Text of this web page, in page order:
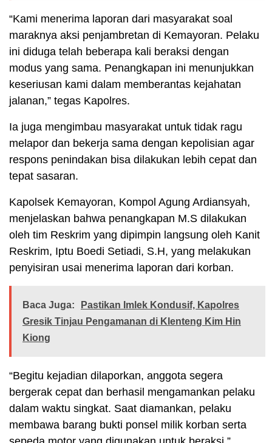
“Kami menerima laporan dari masyarakat soal
maraknya aksi penjambretan di Kemayoran. Pelaku
ini diduga telah beberapa kali beraksi dengan
modus yang sama. Penangkapan ini menunjukkan
keseriusan kami dalam memberantas kejahatan
jalanan,” tegas Kapolres.
Ia juga mengimbau masyarakat untuk tidak ragu
melapor dan bekerja sama dengan kepolisian agar
respons penindakan bisa dilakukan lebih cepat dan
tepat sasaran.
Kapolsek Kemayoran, Kompol Agung Ardiansyah,
menjelaskan bahwa penangkapan M.S dilakukan
oleh tim Reskrim yang dipimpin langsung oleh Kanit
Reskrim, Iptu Boedi Setiadi, S.H, yang melakukan
penyisiran usai menerima laporan dari korban.
Baca Juga:
Pastikan Imlek Kondusif, Kapolres
Gresik Tinjau Pengamanan di Klenteng Kim Hin
Kiong
“Begitu kejadian dilaporkan, anggota segera
bergerak cepat dan berhasil mengamankan pelaku
dalam waktu singkat. Saat diamankan, pelaku
membawa barang bukti ponsel milik korban serta